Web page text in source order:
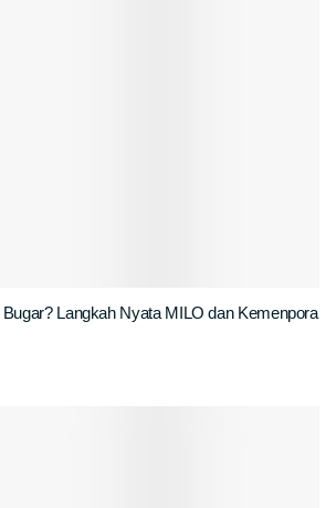
Langkah Nyata MILO dan Kemenpora